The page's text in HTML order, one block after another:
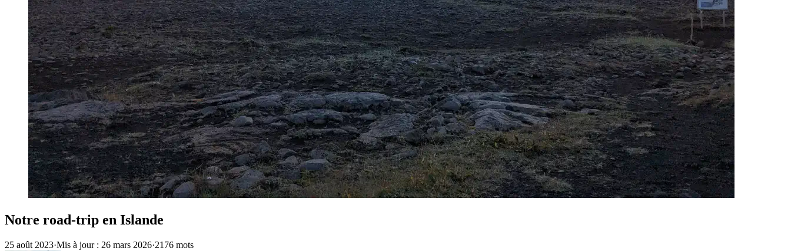
Notre road-trip en Islande
25 août 2023·Mis à jour : 26 mars 2026·2176 mots